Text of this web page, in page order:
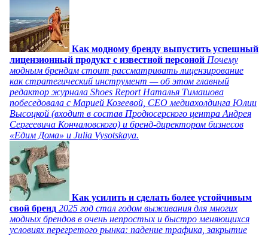
Как модному бренду выпустить успешный
лицензионный продукт с известной персоной Почему
модным брендам стоит рассматривать лицензирование
как стратегический инструмент — об этом главный
редактор журнала Shoes Report Наталья Тимашова
побеседовала с Марией Козеевой, СЕО медиахолдинга Юлии
Высоцкой (входит в состав Продюсерского центра Андрея
Сергеевича Кончаловского) и бренд-директором бизнесов
«Едим Дома» и Julia Vysotskaya.
Как усилить и сделать более устойчивым
свой бренд 2025 год стал годом выживания для многих
модных брендов в очень непростых и быстро меняющихся
условиях перегретого рынка: падение трафика, закрытие